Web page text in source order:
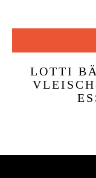
LOTTI
VLEISCH-